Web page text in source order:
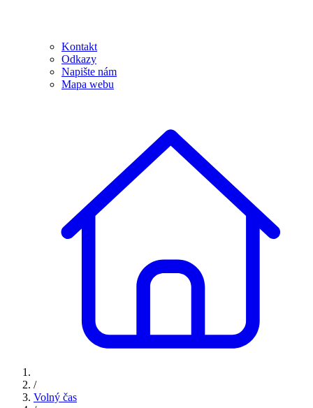
Kontakt
Odkazy
Napište nám
Mapa webu
/
Volný čas